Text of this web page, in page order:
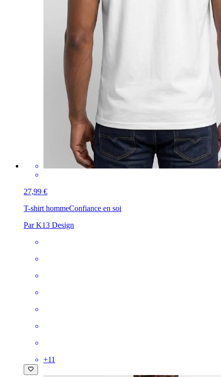
27,99 €
T-shirt hommeConfiance en soi
Par K13 Design
+11